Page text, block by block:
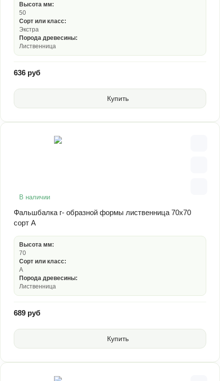
Высота мм:
50
Сорт или класс:
Экстра
Порода древесины:
Лиственница
636 руб
Купить
В наличии
Фальшбалка г- образной формы лиственница 70х70
сорт А
Высота мм:
70
Сорт или класс:
А
Порода древесины:
Лиственница
689 руб
Купить